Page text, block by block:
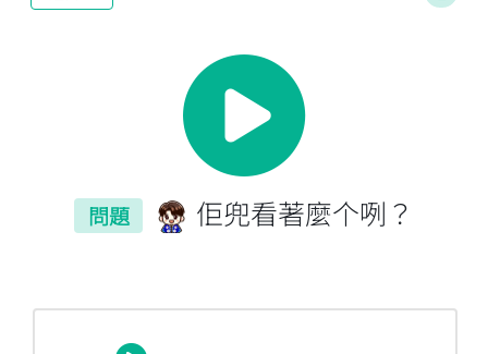
問題 佢兜看著麼个咧？